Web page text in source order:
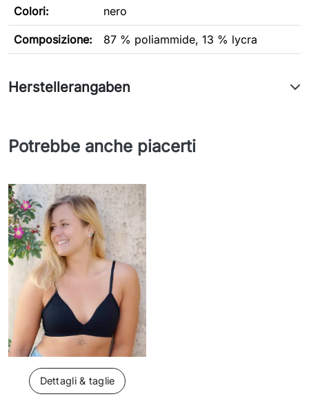
Colori: nero
Composizione: 87 % poliammide, 13 % lycra
Herstellerangaben
Potrebbe anche piacerti
Dettagli & taglie